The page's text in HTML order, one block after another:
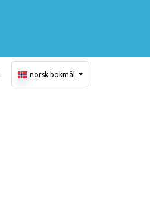
norsk bokmål